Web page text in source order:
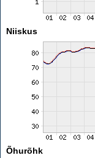
Niiskus
Õhurõhk